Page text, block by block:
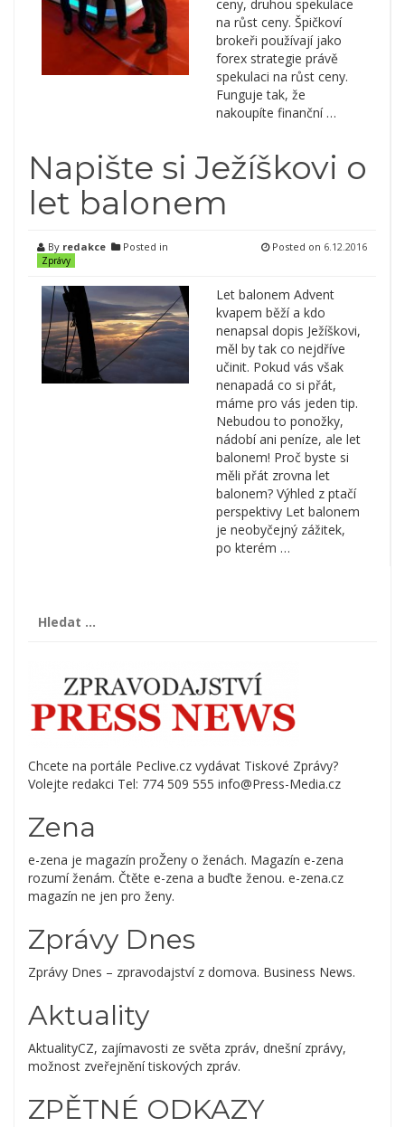
ceny, druhou spekulace
na růst ceny. Špičkoví
brokeři používají jako
forex strategie právě
spekulaci na růst ceny.
Funguje tak, že
nakoupíte finanční …
Napište si Ježíškovi o
let balonem
By redakce Posted in
Zprávy
Posted on 6.12.2016
Let balonem Advent
kvapem běží a kdo
nenapsal dopis Ježíškovi,
měl by tak co nejdříve
učinit. Pokud vás však
nenapadá co si přát,
máme pro vás jeden tip.
Nebudou to ponožky,
nádobí ani peníze, ale let
balonem! Proč byste si
měli přát zrovna let
balonem? Výhled z ptačí
perspektivy Let balonem
je neobyčejný zážitek,
po kterém …
Chcete na portále Peclive.cz vydávat Tiskové Zprávy?
Volejte redakci Tel: 774 509 555 info@Press-Media.cz
Zena
e-zena je magazín proŽeny o ženách. Magazín e-zena
rozumí ženám. Čtěte e-zena a buďte ženou. e-zena.cz
magazín ne jen pro ženy.
Zprávy Dnes
Zprávy Dnes – zpravodajství z domova. Business News.
Aktuality
AktualityCZ, zajímavosti ze světa zpráv, dnešní zprávy,
možnost zveřejnění tiskových zpráv.
ZPĚTNÉ ODKAZY